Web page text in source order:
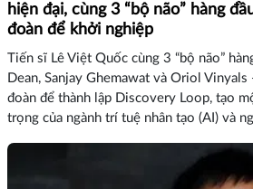
hiện đại, cùng 3 “bộ não” hàng
đoàn để khởi nghiệp
Tiến sĩ Lê Việt Quốc cùng 3 “bộ não”
Dean, Sanjay Ghemawat và Oriol
đoàn để thành lập Discovery Loop, tạo
trọng của ngành trí tuệ nhân tạo (AI) và